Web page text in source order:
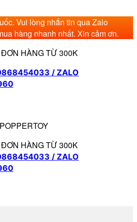
Vui lòng nhắn tin qua Zalo
hàng nhanh nhất. Xin cảm ơn.
HÀNG TỪ 300K
/ ZALO
HÀNG TỪ 300K
/ ZALO